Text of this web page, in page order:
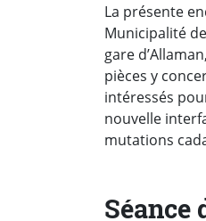
La présente
Municipalité
gare
pièces y
intéressés
nouvelle
mutations